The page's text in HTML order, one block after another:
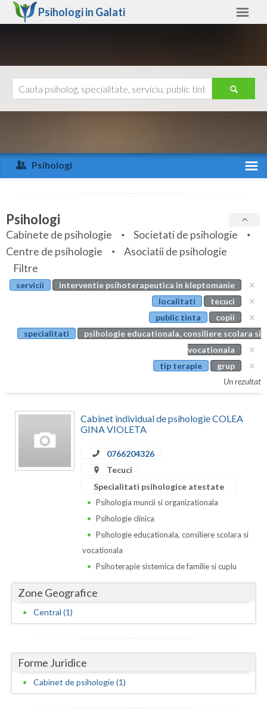
Psihologi in Galati
Arad
Arges
Bihor
Bistrita-Nasaud
Botosani
Calarasi
Constanta
Giurgiu
Gorj
Hunedoara
Ialomita
Ajutor
Psihologi
Specialitati
Servicii
Articole
Evenimente
Membri
Psihologi
Cabinete de psihologie
Societati de psihologie
Centre de psihologie
Asociatii de psihologie
Filtre
servicii
interventie psihoterapeutica in kleptomanie
localitati
tecuci
public tinta
copii
specialitati
psihologie educationala, consiliere scolara si
vocationala
tip terapie
grup
Un rezultat
Cabinet individual de psihologie COLEA
GINA VIOLETA
0766204326
Tecuci
Specialitati psihologice atestate
Psihologia muncii si organizationala
Psihologie clinica
Psihologie educationala, consiliere scolara si
vocationala
Psihoterapie sistemica de familie si cuplu
Zone Geografice
Central (1)
Forme Juridice
Cabinet de psihologie (1)